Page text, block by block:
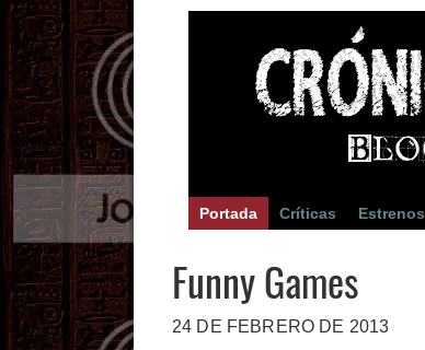
Portada Críticas Estrenos
Funny Games
24 DE FEBRERO DE 2013